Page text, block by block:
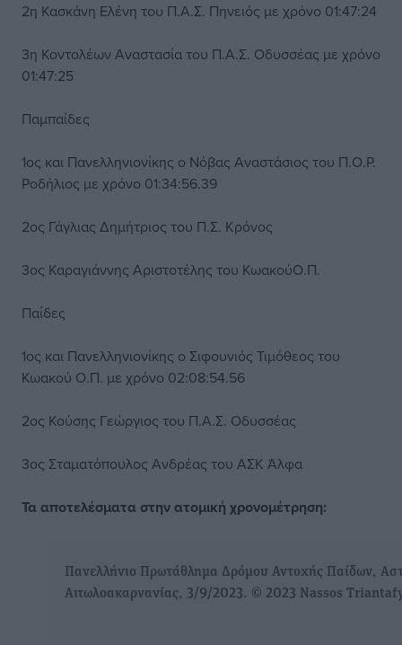
2η Κασκάνη Ελένη του Π.Α.Σ. Πηνειός με χρόνο 01:47:24
3η Κοντολέων Αναστασία του Π.Α.Σ. Οδυσσέας με χρόνο
01:47:25
Παμπαίδες
1ος και Πανελληνιονίκης ο Νόβας Αναστάσιος του Π.Ο.Ρ.
Ροδήλιος με χρόνο 01:34:56.39
2ος Γάγλιας Δημήτριος του Π.Σ. Κρόνος
3ος Καραγιάννης Αριστοτέλης του ΚωακούΟ.Π.
Παίδες
1ος και Πανελληνιονίκης ο Σιφουνιός Τιμόθεος του
Κωακού Ο.Π. με χρόνο 02:08:54.56
2ος Κούσης Γεώργιος του Π.Α.Σ. Οδυσσέας
3ος Σταματόπουλος Ανδρέας του ΑΣΚ Άλφα
Τα αποτελέσματα στην ατομική χρονομέτρηση:
Πανελλήνιο Πρωτάθλημα Δρόμου Αντοχής Παίδων,
Αιτωλοακαρνανίας, 3/9/2023. © 2023 Nassos